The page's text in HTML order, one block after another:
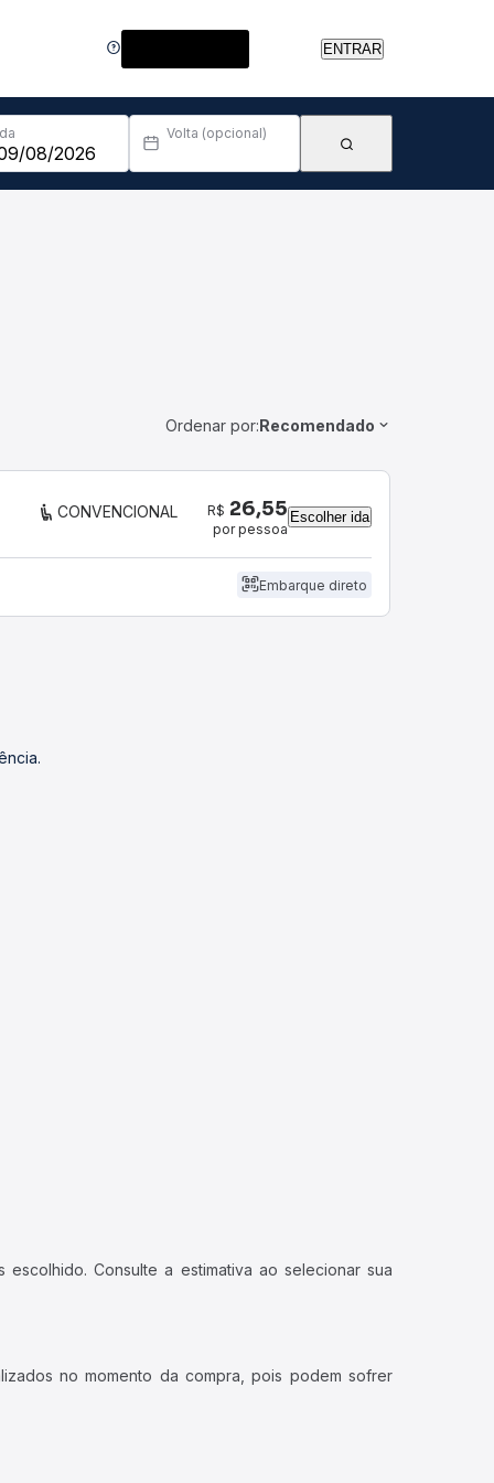
ENTRAR
Volta (opcional)
Ordenar por:Recomendado
CONVENCIONAL R$ 26,55
por pessoa
Escolher ida
Embarque direto
Consulte a estimativa ao selecionar sua
no momento da compra, pois podem sofrer